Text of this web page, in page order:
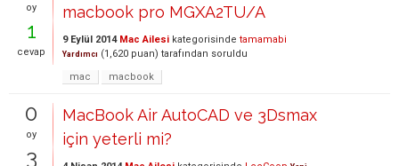
oy
1
cevap
macbook pro MGXA2TU/A
9 Eylül 2014 Mac Ailesi kategorisinde tamamabi
Yardımcı (1,620 puan) tarafından soruldu
mac
macbook
0
oy
3
MacBook Air AutoCAD ve 3Dsmax
için yeterli mi?